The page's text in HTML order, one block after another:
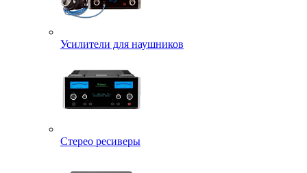
Усилители для наушников
Стерео ресиверы